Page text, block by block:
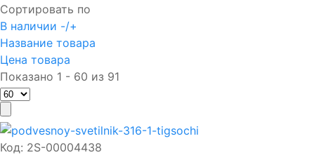
Сортировать по
В наличии -/+
Название товара
Цена товара
Показано 1 - 60 из 91
Код: 2S-00004438